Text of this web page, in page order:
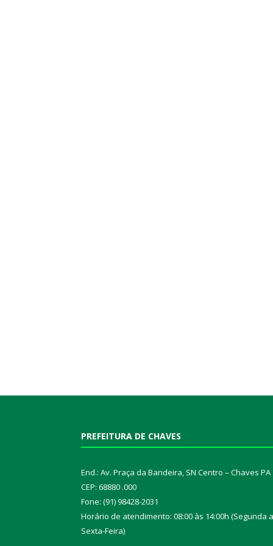
PREFEITURA DE CHAVES
End.: Av. Praça da Bandeira, SN Centro – Chaves PA
CEP: 68880 .000
Fone: (91) 98428-2031
Horário de atendimento: 08:00 às 14:00h (Segunda a
Sexta-Feira)